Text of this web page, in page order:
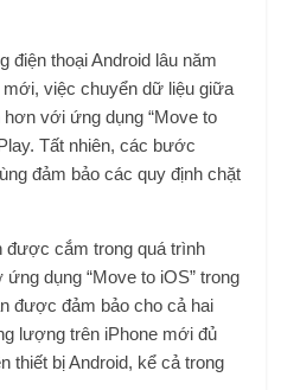
điện thoại Android lâu năm
việc chuyển dữ liệu giữa
với ứng dụng “Move to
Tất nhiên, các bước
đảm bảo các quy định chặt
được cắm trong quá trình
dụng “Move to iOS” trong
được đảm bảo cho cả hai
lượng trên iPhone mới đủ
thiết bị Android, kể cả trong